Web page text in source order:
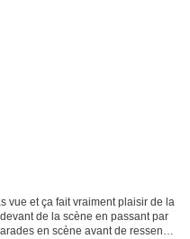
vue et ça fait vraiment plaisir de la
de la scène en passant par
en scène avant de ressentir